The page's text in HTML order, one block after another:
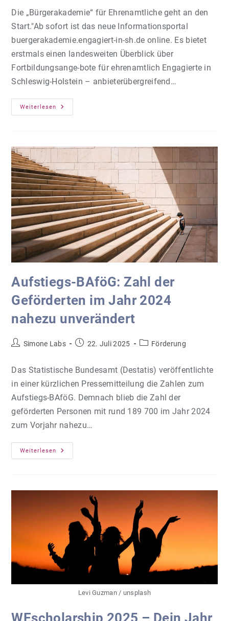
Die „Bürgerakademie“ für Ehrenamtliche geht an den
Start."Ab sofort ist das neue Informationsportal
buergerakademie.engagiert-in-sh.de online. Es bietet
erstmals einen landesweiten Überblick über
Fortbildungsange-bote für ehrenamtlich Engagierte in
Schleswig-Holstein – anbieterübergreifend…
Weiterlesen
Neues
Portal
Ehrenamt
In
Schleswig-
Holstein
Aufstiegs-BAföG: Zahl der
Geförderten im Jahr 2024
nahezu unverändert
Beitrags-
Simone Labs
Beitrag22. Juli 2025
Beitrags-
Förderung
Das Statistische Bundesamt (Destatis) veröffentlichte
in einer kürzlichen Pressemitteilung die Zahlen zum
Aufstiegs-BAföG. Demnach blieb die Zahl der
geförderten Personen mit rund 189 700 im Jahr 2024
zum Vorjahr nahezu…
Weiterlesen
Aufstiegs-
BAföG:
Nahezu
Unverändert
Levi Guzman / unsplash